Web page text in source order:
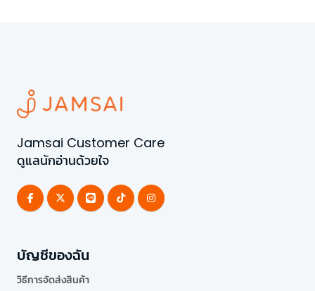
Jamsai Customer Care
ดูแลนักอ่านด้วยใจ
บัญชีของฉัน
วิธีการจัดส่งสินค้า